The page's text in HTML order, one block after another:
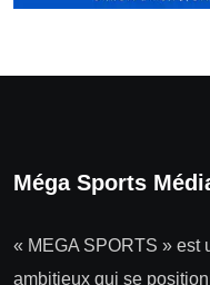
Méga Sports
« MEGA SPORTS » est
ambitieux qui se